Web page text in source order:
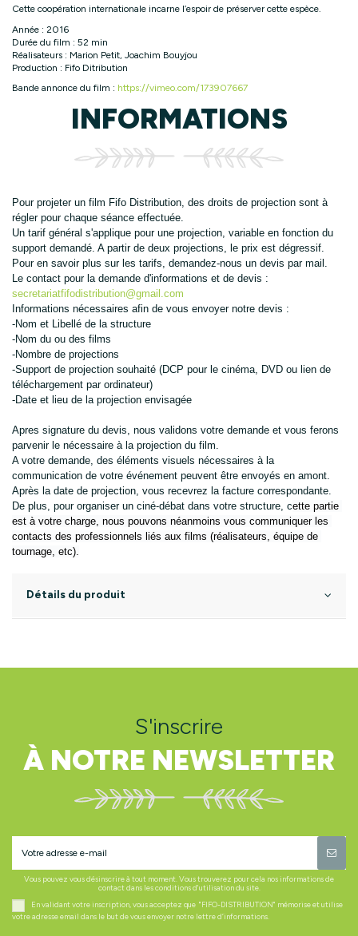
Cette coopération internationale incarne l’espoir de préserver cette espèce.
Année : 2016
Durée du film : 52 min
Réalisateurs : Marion Petit, Joachim Bouyjou
Production : Fifo Ditribution
Bande annonce du film : https://vimeo.com/173907667
INFORMATIONS
Pour projeter un film Fifo Distribution, des droits de projection sont à
régler pour chaque séance effectuée.
Un tarif général s'applique pour une projection, variable en fonction du
support demandé. A partir de deux projections, le prix est dégressif.
Pour en savoir plus sur les tarifs, demandez-nous un devis par mail.
secretariatfifodistribution@gmail.com
Informations nécessaires afin de vous envoyer notre devis :
-Nom et Libellé de la structure
-Nom du ou des films
-Nombre de projections
-Support de projection souhaité (DCP pour le cinéma, DVD ou lien de
téléchargement par ordinateur)
-Date et lieu de la projection envisagée
Apres signature du devis, nous validons votre demande et vous ferons
parvenir le nécessaire à la projection du film.
A votre demande, des éléments visuels nécessaires à la
Après la date de projection, vous recevrez la facture correspondante.
De plus, pour organiser un ciné-débat dans votre structure, cette partie
est à votre charge, nous pouvons néanmoins vous communiquer les
contacts des professionnels liés aux films (réalisateurs, équipe de
tournage, etc).
Détails du produit
S'inscrire
À NOTRE NEWSLETTER
Vous pouvez vous désinscrire à tout moment. Vous trouverez pour cela nos informations de
contact dans les conditions d'utilisation du site.
En validant votre inscription, vous acceptez que "FIFO-DISTRIBUTION" mémorise et utilise
votre adresse email dans le but de vous envoyer notre lettre d’informations.